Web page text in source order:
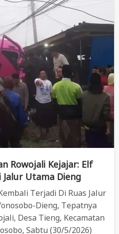
Rowojali Kejajar: Elf
Jalur Utama Dieng
Terjadi Di Ruas Jalur
Dieng, Tepatnya
Desa Tieng, Kecamatan
Sabtu (30/5/2026)